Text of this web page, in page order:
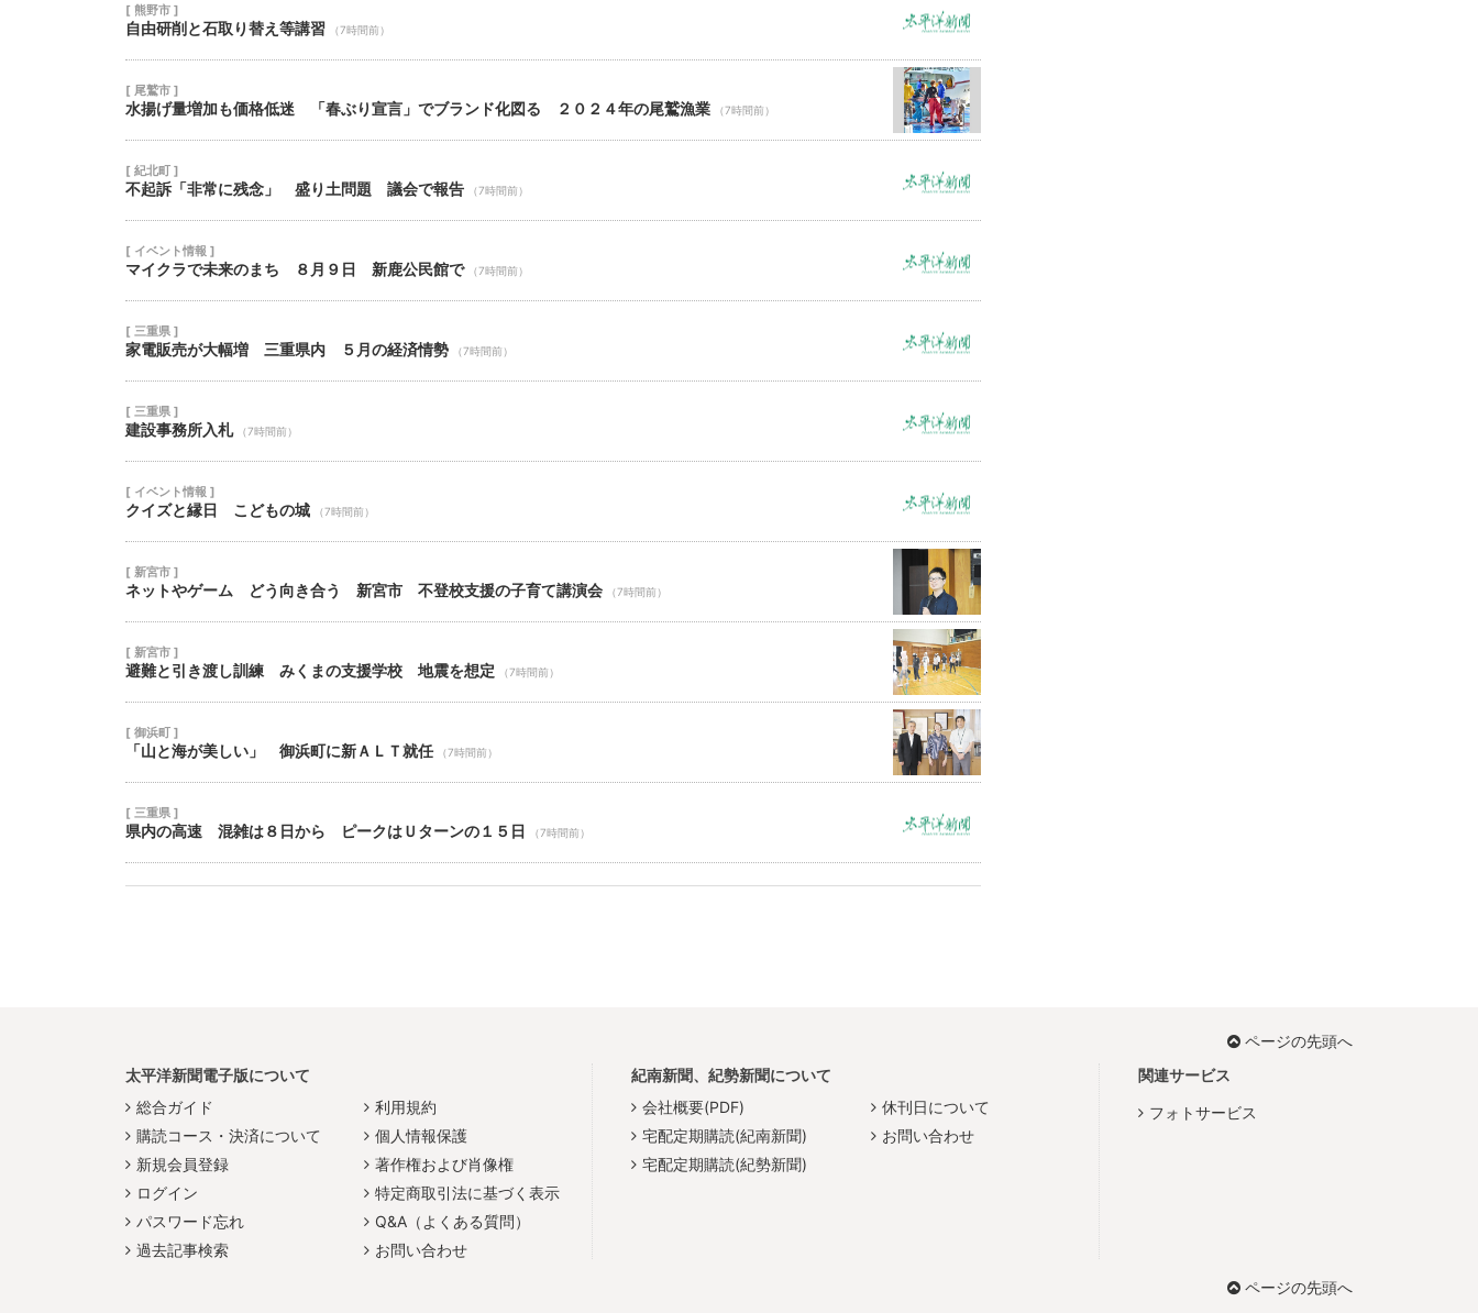
[ 熊野市 ]
自由研削と石取り替え等講習 （7時間前）
[ 尾鷲市 ]
水揚げ量増加も価格低迷 「春ぶり宣言」でブランド化図る ２０２４年の尾鷲漁業 （7時間前）
[ 紀北町 ]
不起訴「非常に残念」 盛り土問題 議会で報告 （7時間前）
[ イベント情報 ]
マイクラで未来のまち ８月９日 新鹿公民館で （7時間前）
[ 三重県 ]
家電販売が大幅増 三重県内 ５月の経済情勢 （7時間前）
[ 三重県 ]
建設事務所入札 （7時間前）
[ イベント情報 ]
クイズと縁日 こどもの城 （7時間前）
[ 新宮市 ]
ネットやゲーム どう向き合う 新宮市 不登校支援の子育て講演会 （7時間前）
[ 新宮市 ]
避難と引き渡し訓練 みくまの支援学校 地震を想定 （7時間前）
[ 御浜町 ]
「山と海が美しい」 御浜町に新ＡＬＴ就任 （7時間前）
[ 三重県 ]
県内の高速 混雑は８日から ピークはＵターンの１５日 （7時間前）
ページの先頭へ
太平洋新聞電子版について
総合ガイド
購読コース・決済について
新規会員登録
ログイン
パスワード忘れ
過去記事検索
利用規約
個人情報保護
著作権および肖像権
特定商取引法に基づく表示
Q&A（よくある質問）
お問い合わせ
紀南新聞、紀勢新聞について
会社概要(PDF)
宅配定期購読(紀南新聞)
宅配定期購読(紀勢新聞)
休刊日について
お問い合わせ
関連サービス
フォトサービス
ページの先頭へ